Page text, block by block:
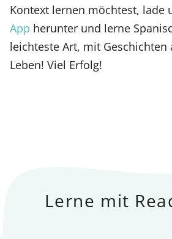
Kontext lernen möchtest, lade
App herunter und lerne
leichteste Art, mit Geschichten
Leben! Viel Erfolg!
Lerne mit